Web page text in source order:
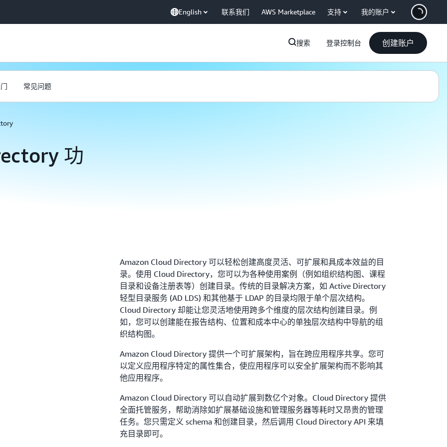
English 联系我们 AWS Marketplace 支持 我的账户
搜索 登录控制台 创建账户
常见问题
功
Amazon Cloud Directory 可以轻松创建高度灵活、可扩展和具成本效益的目
录。使用 Cloud Directory，您可以为各种使用案例（例如组织结构图、课程
目录和设备注册表等）创建目录。传统的目录解决方案，如 Active Directory
轻型目录服务 (AD LDS) 和其他基于 LDAP 的目录均限于单个层次结构。
Cloud Directory 却能让您灵活地使用跨多个维度的层次结构创建目录。例
如，您可以创建能在报告结构、位置和成本中心的单独层次结构中导航的组
织结构图。
Amazon Cloud Directory 提供一个可扩展架构，旨在跨应用程序共享。您可
以定义应用程序特定的属性集合，使应用程序可以安全扩展架构而不影响其
他应用程序。
Amazon Cloud Directory 可以自动扩展到数亿个对象。Cloud Directory 提供
全面托管服务，帮助消除如扩展基础设施和管理服务器等耗时又昂贵的管理
任务。您只需定义 schema 和创建目录，然后调用 Cloud Directory API 来填
充目录即可。